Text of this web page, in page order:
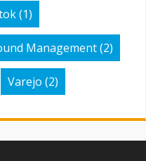
(1)
Management(2)
Varejo (2)